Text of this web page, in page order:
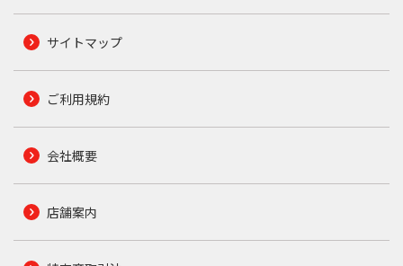
サイトマップ
ご利用規約
会社概要
店舗案内